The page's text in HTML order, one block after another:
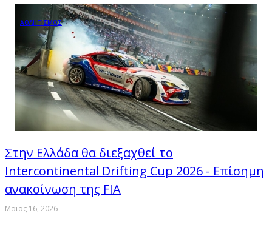
ΑΘΛΗΤΙΣΜΟΣ
Στην Ελλάδα θα διεξαχθεί το
Intercontinental Drifting Cup 2026 - Επίσημη
ανακοίνωση της FIA
Μαϊος 16, 2026